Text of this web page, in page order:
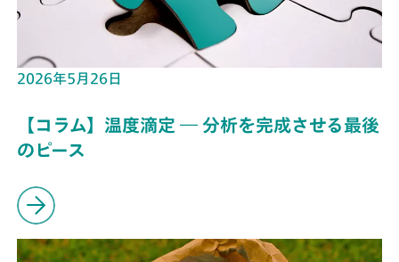
2026年5月26日
【コラム】温度滴定 ― 分析を完成させる最後
のピース